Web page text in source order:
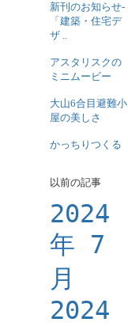
新刊のお知らせ-
「建築・住宅デ
ザ ..
アスタリスクの
ミニムービー
大山6合目避難小
屋の美しさ
かっちりつくる
以前の記事
2024
年 7
月
2024